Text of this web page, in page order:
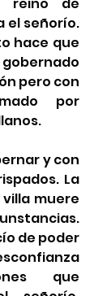
el señorío.
hace que
pero con
por
y con
La
muere
de poder
que